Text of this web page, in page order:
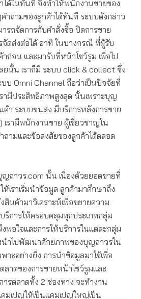
ได้ในทันที จึงทำให้พนักงานขายของ
ำถามของลูกค้าได้ทันที ระบบดังกล่าว
รถจัดการกับคำสั่งซื้อ ปิดการขาย
จัดส่งต่อได้ อาทิ ในบางกรณี ที่ผู้รับ
าก่อน และมารับที่หน้าโชว์รูม เพื่อไป
ยนั้น เราก็มี ระบบ click & collect ซึ่ง
บ Omni Channel ถือว่าเป็นปัจจัยที่
รามีประสิทธิภาพสูงสุด นั้นเพราะบุญ
ค้า ระบบขนส่ง มีบริการหลังการขาย
รามีพนักงานขาย ผู้เชี่ยวชาญใน
ามและข้อสงสัยของลูกค้าได้ตลอด
ถาวร.com นั้น เนื่องด้วยยอดขายที่
เราเริ่มนำข้อมูล ลูกค้ามาศึกษาถึง
สินค้ามาวิเคราะห์เพื่อขยายความ
ริการให้ครอบคลุมทุกประเภทกลุ่ม
พอใจและการให้บริการในแต่ละกลุ่ม
นำไปพัฒนาศักยภาพของบุญถาวรใน
าะอย่างยิ่ง การนำข้อมูลมาใช้เพื่อ
าดของการขายหน้าโชว์รูมและ
รตลาดทั้ง 2 ช่องทาง จะทำงาน
มเปญให้เป็นแคมเปญใหญ่เป็น